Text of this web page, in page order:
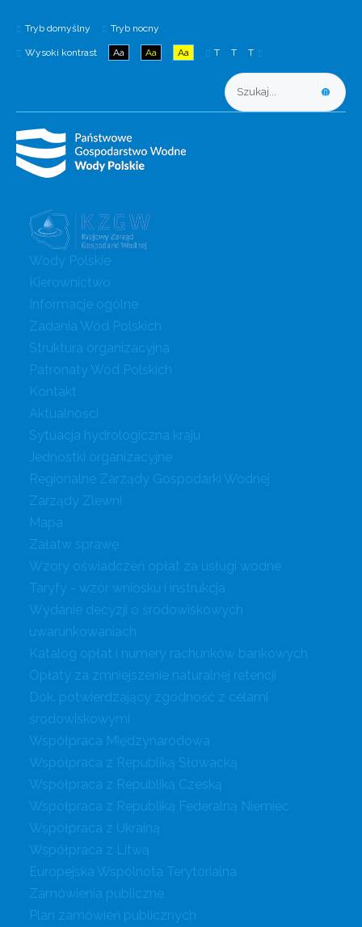
Tryb domyślny Tryb nocny
Wysoki kontrast Aa Aa Aa T T T
Wody Polskie
Kierownictwo
Informacje ogólne
Zadania Wód Polskich
Struktura organizacyjna
Patronaty Wód Polskich
Kontakt
Aktualności
Sytuacja hydrologiczna kraju
Jednostki organizacyjne
Regionalne Zarządy Gospodarki Wodnej
Zarządy Zlewni
Mapa
Załatw sprawę
Wzory oświadczeń opłat za usługi wodne
Taryfy - wzór wniosku i instrukcja
Wydanie decyzji o środowiskowych
uwarunkowaniach
Katalog opłat i numery rachunków bankowych
Opłaty za zmniejszenie naturalnej retencji
Dok. potwierdzający zgodność z celami
środowiskowymi
Współpraca Międzynarodowa
Współpraca z Republiką Słowacką
Współpraca z Republiką Czeską
Współpraca z Republiką Federalną Niemiec
Współpraca z Ukrainą
Współpraca z Litwą
Europejska Wspólnota Terytorialna
Zamówienia publiczne
Plan zamówień publicznych